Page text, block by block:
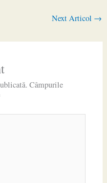
Next Articol →
Câmpurile